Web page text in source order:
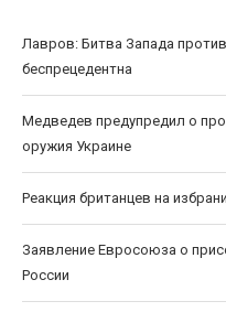
Лавров: Битва Запада
беспрецедентна
Медведев предупредил о
оружия Украине
Реакция британцев на
Заявление Евросоюза о
России